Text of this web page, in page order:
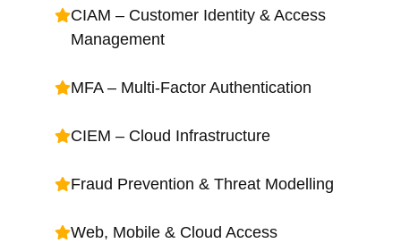
CIAM – Customer Identity & Access
Management
MFA – Multi-Factor Authentication
CIEM – Cloud Infrastructure
Fraud Prevention & Threat Modelling
Web, Mobile & Cloud Access